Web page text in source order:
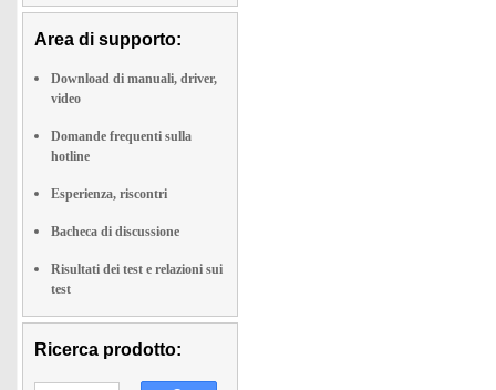
Area di supporto:
Download di manuali, driver,
video
Domande frequenti sulla
hotline
Esperienza, riscontri
Bacheca di discussione
Risultati dei test e relazioni sui
test
Ricerca prodotto: